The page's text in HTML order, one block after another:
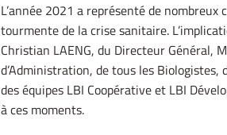
L’année 2021 a représenté de
tourmente de la crise sanitaire.
Christian LAENG, du Directeur Général,
d’Administration, de tous les
des équipes LBI Coopérative et LBI
à ces moments.